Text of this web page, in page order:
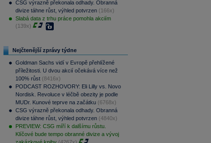
CSG výrazně překonala odhady. Obranná
divize táhne růst, výhled potvrzen (166x)
Slabá data z trhu práce pomohla akciím
(139x)
Nejčtenější zprávy týdne
Goldman Sachs vidí v Evropě přehlížené
příležitosti. U dvou akcií očekává více než
100% růst (8416x)
PODCAST ROZHOVORY: Eli Lilly vs. Novo
Nordisk. Revoluce v léčbě obezity je podle
MUDr. Kunové teprve na začátku (6768x)
CSG výrazně překonala odhady. Obranná
divize táhne růst, výhled potvrzen (4840x)
PREVIEW: CSG míří k dalšímu růstu.
Klíčové bude tempo obranné divize a vývoj